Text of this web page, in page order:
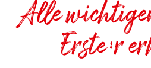
Alle
Erste:r